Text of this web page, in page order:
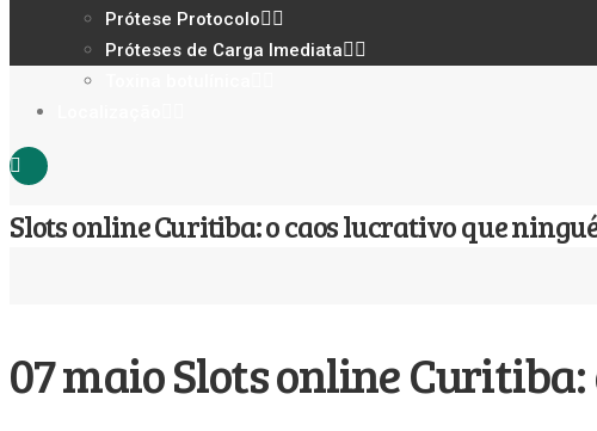
Prótese Protocolo
Próteses de Carga Imediata
Slots online Curitiba: o caos lucrativo que
07 maioSlots online